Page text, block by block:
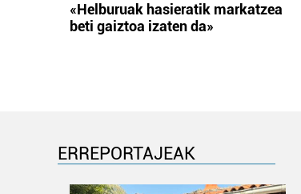
«Helburuak hasieratik markatzea
beti gaiztoa izaten da»
ERREPORTAJEAK